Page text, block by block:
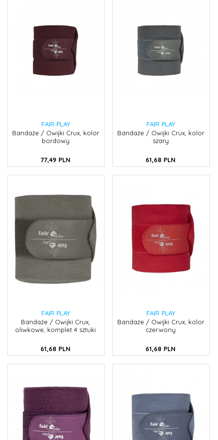
FAIR PLAY
Bandaże / Owijki Crux, kolor
bordowy
77,49 PLN
FAIR PLAY
Bandaże / Owijki Crux, kolor
szary
61,68 PLN
FAIR PLAY
Bandaże / Owijki Crux,
oliwkowe, komplet 4 sztuki
61,68 PLN
FAIR PLAY
Bandaże / Owijki Crux, kolor
czerwony
61,68 PLN